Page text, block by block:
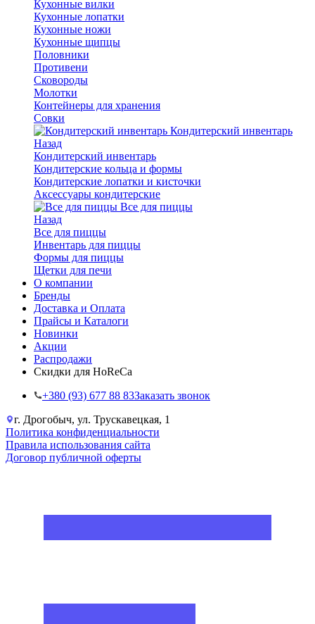
Кухонные вилки
Кухонные лопатки
Кухонные ножи
Кухонные щипцы
Половники
Противени
Сковороды
Молотки
Контейнеры для хранения
Совки
Кондитерский инвентарь
Назад
Кондитерский инвентарь
Кондитерские кольца и формы
Кондитерские лопатки и кисточки
Аксессуары кондитерские
Все для пиццы
Назад
Все для пиццы
Инвентарь для пиццы
Формы для пиццы
Щетки для печи
О компании
Бренды
Доставка и Оплата
Прайсы и Каталоги
Новинки
Акции
Распродажи
Скидки для HoReCa
+38‎0 (93) 677 88 83Заказать звонок
г. Дрогобыч, ул. Трускавецкая, 1
Политика конфиденциальности
Правила использования сайта
Договор публичной оферты